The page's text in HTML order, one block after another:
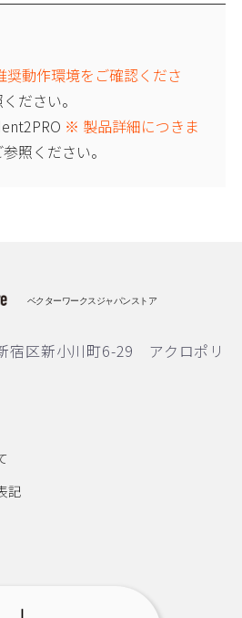
動作環境をご確認くださ
ださい。
※ 製品詳細につきま
照ください。
ベクターワークスジャパンストア
区新小川町6-29 アクロポリ
記